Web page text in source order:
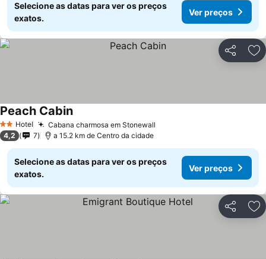
Selecione as datas para ver os preços
exatos.
Ver preços
Partilhar
2 Estrelas
Hotel Cabana charmosa em Stonewall
Peach Cabin
4,2 7 a 15.2 km de Centro da cidade
Selecione as datas para ver os preços
exatos.
Ver preços
Partilhar